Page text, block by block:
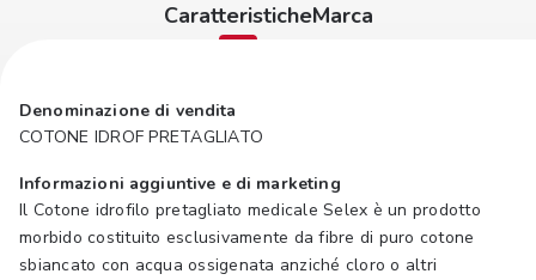
CaratteristicheMarca
Denominazione di vendita
COTONE IDROF PRETAGLIATO
Informazioni aggiuntive e di marketing
Il Cotone idrofilo pretagliato medicale Selex è un prodotto
morbido costituito esclusivamente da fibre di puro cotone
sbiancato con acqua ossigenata anziché cloro o altri